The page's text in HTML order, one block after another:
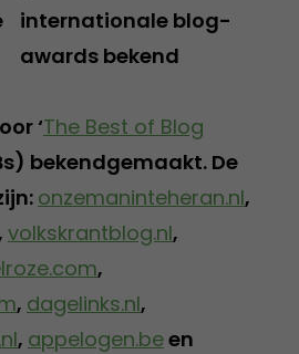
‘The Best of Blog
bekendgemaakt. De
onzemaninteheran.nl,
, volkskrantblog.nl,
,
, dagelinks.nl,
, appelogen.been